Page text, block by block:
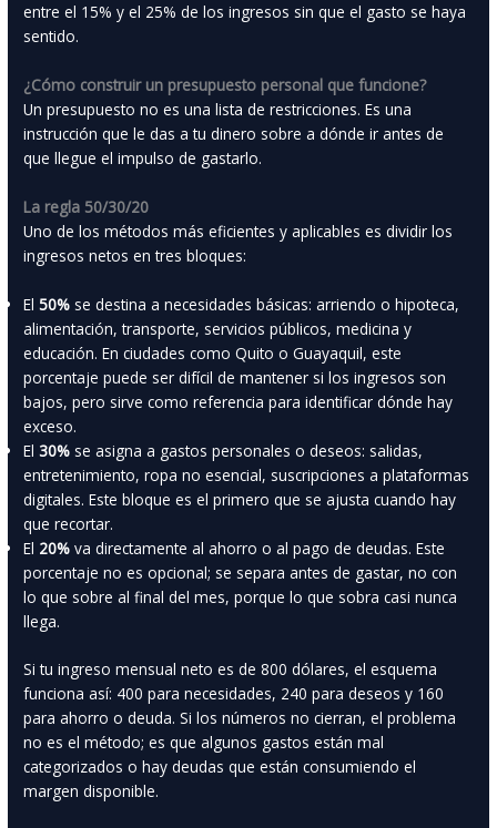
entre el 15% y el 25% de los ingresos sin que el gasto se haya
sentido.
¿Cómo construir un presupuesto personal que funcione?
Un presupuesto no es una lista de restricciones. Es una
instrucción que le das a tu dinero sobre a dónde ir antes de
que llegue el impulso de gastarlo.
La regla 50/30/20
Uno de los métodos más eficientes y aplicables es dividir los
ingresos netos en tres bloques:
El50% se destina a necesidades básicas: arriendo o hipoteca,
alimentación, transporte, servicios públicos, medicina y
educación. En ciudades como Quito o Guayaquil, este
porcentaje puede ser difícil de mantener si los ingresos son
bajos, pero sirve como referencia para identificar dónde hay
exceso.
El30% se asigna a gastos personales o deseos: salidas,
entretenimiento, ropa no esencial, suscripciones a plataformas
digitales. Este bloque es el primero que se ajusta cuando hay
que recortar.
El 20% va directamente al ahorro o al pago de deudas. Este
porcentaje no es opcional; se separa antes de gastar, no con
lo que sobre al final del mes, porque lo que sobra casi nunca
llega.
Si tu ingreso mensual neto es de 800 dólares, el esquema
funciona así: 400 para necesidades, 240 para deseos y 160
para ahorro o deuda. Si los números no cierran, el problema
no es el método; es que algunos gastos están mal
categorizados o hay deudas que están consumiendo el
margen disponible.